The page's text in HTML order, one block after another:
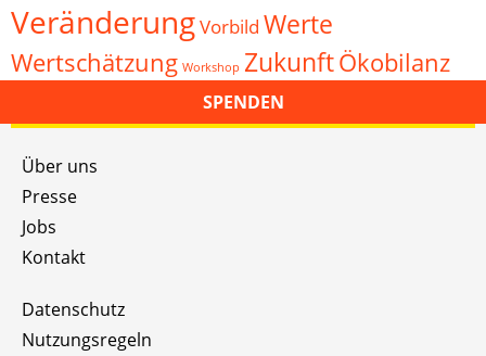
VeränderungVorbild Werte
Wertschätzung Workshop ZukunftÖkobilanz
SPENDEN
Über uns
Presse
Jobs
Kontakt
Datenschutz
Nutzungsregeln